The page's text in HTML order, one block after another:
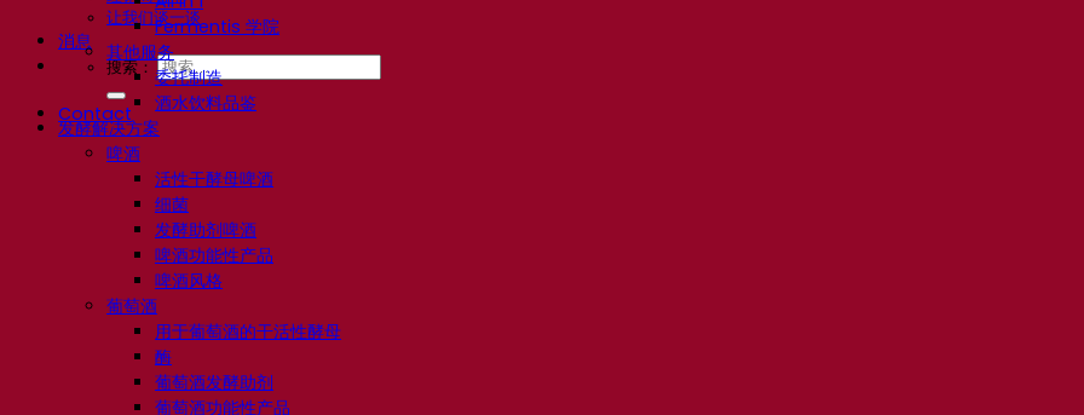
让我们谈一谈
消息
搜索：
Contact
Fermentis 学院
其他服务
委托制造
酒水饮料品鉴
发酵解决方案
啤酒
活性干酵母啤酒
细菌
发酵助剂啤酒
啤酒功能性产品
啤酒风格
葡萄酒
用于葡萄酒的干活性酵母
酶
葡萄酒发酵助剂
葡萄酒功能性产品